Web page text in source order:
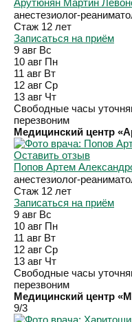
Арутюнян Мартин
анестезиолог-
Стаж 12 лет
Записаться на приём
9 авг Вс
10 авг Пн
11 авг Вт
12 авг Ср
13 авг Чт
Свободные часы
перезвоним
Медицинский центр
Оставить отзыв
Попов Артем
анестезиолог-
Стаж 12 лет
Записаться на приём
9 авг Вс
10 авг Пн
11 авг Вт
12 авг Ср
13 авг Чт
Свободные часы
перезвоним
Медицинский центр
9/3